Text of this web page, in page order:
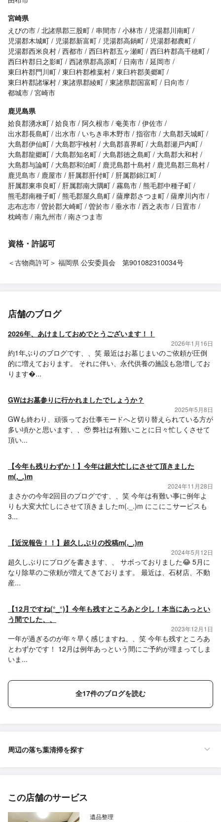
宮崎県
えびの市 北諸県郡三股町 串間市 小林市
児湯郡川南町
児湯郡木城町
児湯郡新富町 児湯郡高鍋町
児湯郡都農町
児湯郡西米良村 西都市 西臼杵郡五ヶ瀬町 西臼杵郡高千穂町
西臼杵郡日之影町 西諸県郡高原町 日南市 延岡市
東臼杵郡門川町 東臼杵郡椎葉村 東臼杵郡美郷町
東臼杵郡諸塚村 東諸県郡綾町 東諸県郡国富町
日向市
都城市 宮崎市
鹿児島県
姶良郡湧水町 姶良市 阿久根市 奄美市 伊佐市
出水郡長島町
出水市 いちき串木野市 指宿市
大島郡天城町
大島郡伊仙町
大島郡宇検村 大島郡喜界町
大島郡瀬戸内町
大島郡龍郷町
大島郡知名町 大島郡徳之島町
大島郡大和村
大島郡与論町
大島郡和泊町 鹿児島郡十島村
鹿児島郡三島村
鹿児島市
鹿屋市 肝属郡肝付町
肝属郡錦江町
肝属郡東串良町
肝属郡南大隅町 霧島市 熊毛郡中種子町
熊毛郡南種子町 熊毛郡屋久島町 薩摩郡さつま町 薩摩川内市
志布志市 曽於郡大崎町 曽於市 垂水市 西之表市
日置市
枕崎市 南九州市 南さつま市
資格・許認可
＜古物商許可＞ 福岡県 公安委員会 第901082310034号
店舗のブログ
2026年、あけましておめでとうございます！！
2026年1月16日
約1年ぶりのブログです、、笑 最近はお墓じまいのご依頼が圧倒
的に増えております。 それに伴い、永代供養の施設も急増してお
ります�...
GWはお墓参りに行かれましたでしょうか？
2025年5月8日
GWも終わり、頑張ってお仕事モードへと切り替えられている方が
多い頃かと思います、、🥹 弊社は有難いことに日々忙しくさせて
頂い...
【今年も残りわずか！】今年は超大忙しにさせて頂きました
m(._.)m
2024年11月28日
まさかの今年2回目のブログです、、笑 今年は有難い事に例年よ
りも大変大忙しにさせて頂きましたm(._.)m にこにこサービスも
3...
【近況報告！！】超久しぶりの投稿m(._.)m
2024年5月12日
超久しぶりにブログを書きます、、 サボっておりました😂 5月に
なり除草のご依頼が増えてきております。 最近は、石材店、不動
産...
【12月ですね(°_°)】今年も残すところあと少し！本当にあっとい
う間でした、、
2023年12月1日
一年が過ぎるのが年々早く感じますね、、笑 今年も残すところあ
とわずかです！ 12月は例年あっという間にご予約が埋まってしま
いま...
全17件のブログを読む
周辺の落ち葉清掃を探す
この店舗のサービス
遺品整理